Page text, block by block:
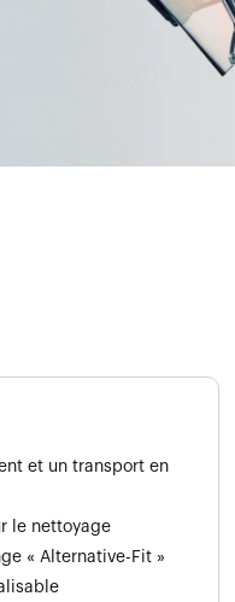
et un transport en
le nettoyage
« Alternative-Fit »